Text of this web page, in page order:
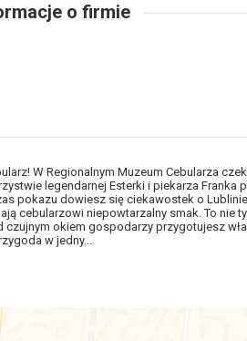
o firmie
W Regionalnym Muzeum Cebularza
legendarnej Esterki i piekarza
pokazu dowiesz się ciekawostek o
cebularzowi niepowtarzalny smak. To nie
okiem gospodarzy przygotujesz
w jedny...